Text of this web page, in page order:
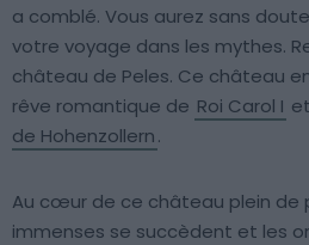
a comblé. Vous aurez sans
votre voyage dans les mythes.
château de Peles. Ce château
rêve romantique de Roi Carol I
de Hohenzollern.
Au cœur de ce château plein de
immenses se succèdent et les